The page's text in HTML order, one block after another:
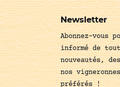
Newsletter
Abonnez-vous
informé de
nouveautés,
nos
préférés !